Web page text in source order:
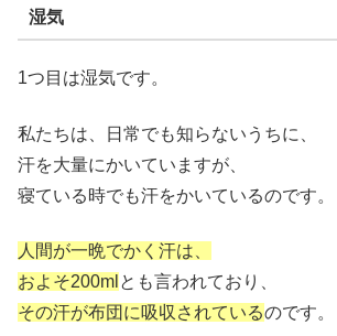
湿気
1つ目は湿気です。
私たちは、日常でも知らないうちに、
汗を大量にかいていますが、
寝ている時でも汗をかいているのです。
人間が一晩でかく汗は、
およそ200ml とも言われており、
その汗が布団に吸収されているのです。